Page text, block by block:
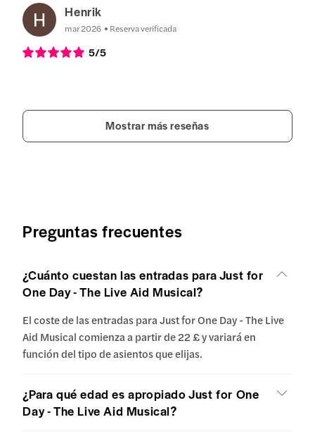
Henrik
mar 2026 Reserva verificada
5/5
Mostrar más reseñas
Preguntas frecuentes
¿Cuánto cuestan las entradas para Just for
One Day - The Live Aid Musical?
El coste de las entradas para Just for One Day - The Live
Aid Musical comienza a partir de 22 £ y variará en
función del tipo de asientos que elijas.
¿Para qué edad es apropiado Just for One
Day - The Live Aid Musical?